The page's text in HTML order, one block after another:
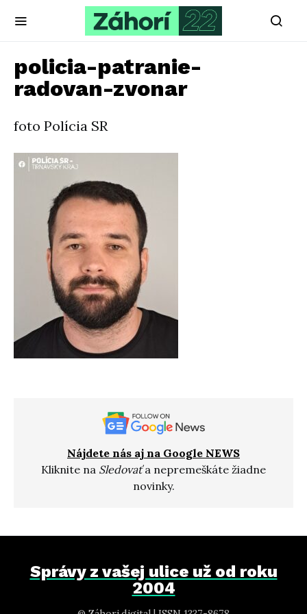
policia-patranie-
radovan-zvonar
foto Polícia SR
Nájdete nás aj na Google NEWS
Kliknite na Sledovaťa nepremeškáte žiadne
novinky.
Správy z vašej ulice už od roku
2004